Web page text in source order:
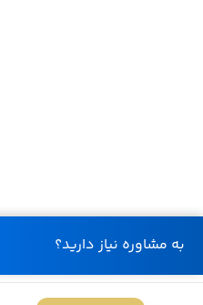
به مشاوره نیاز دارید؟